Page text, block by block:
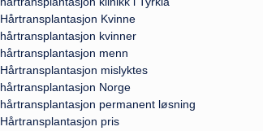
Hårtransplantasjon Kvinne
hårtransplantasjon kvinner
hårtransplantasjon menn
Hårtransplantasjon mislyktes
hårtransplantasjon Norge
hårtransplantasjon permanent løsning
Hårtransplantasjon pris